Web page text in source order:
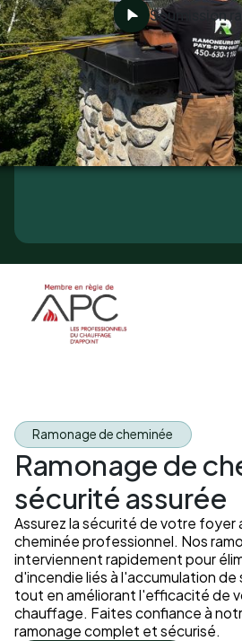
Soumission
Ramonage de cheminée
Ramonage de
sécurité assurée
Assurez la sécurité de votre foyer
cheminée professionnel. Nos
interviennent rapidement pour
d'incendie liés à l'accumulation
tout en améliorant l'efficacité de
chauffage. Faites confiance à
ramonage complet et sécurisé.